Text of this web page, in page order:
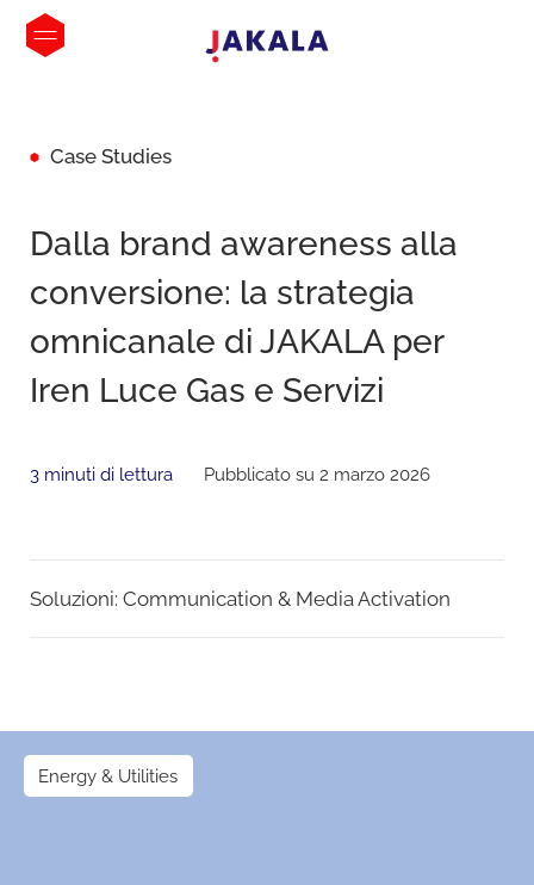
Case Studies
Dalla brand awareness alla
conversione: la strategia
omnicanale di JAKALA per
Iren Luce Gas e Servizi
3 minuti di lettura Pubblicato su 2 marzo 2026
Soluzioni:Communication & Media Activation
Energy & Utilities